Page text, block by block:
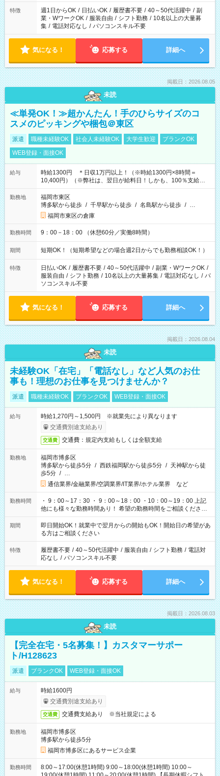
必要な場合も遠慮なくご相談ください。
特徴 週1日からOK / 日払いOK / 履歴書不要 / 40～50代活躍中 / 副
業・WワークOK / 服装自由 / シフト勤務 / 10名以上の大量募
集 / 電話対応なし / パソコンスキル不要
気になる！ 応募する 詳細へ
掲載日：2026.08.05
未読
≪単発OK！≫超かんたん！手のひらサイズのコ
スメのピッキングや梱包＠東区
派遣 職種未経験OK 社会人未経験OK 大学生歓迎
ブランクOK
WEB登録・面接OK
給与
時給1300円 ＊日収1万円以上！（※時給1300円×8時間＝
10,400円）（※弊社は、翌日が給料日！しかも、100％支給な
ので働いた分がすぐにもらえる！）
勤務地
福岡市東区
博多駅から徒歩 / 千早駅から徒歩 / 名島駅から徒歩 / …
福岡市東区の倉庫
勤務時間 9：00－18：00 （休憩60分／実働8時間）
期間 短期OK！（短期希望などの場合週2日からでも勤務相談OK！）
特徴 日払いOK / 履歴書不要 / 40～50代活躍中 / 副業・WワークOK /
服装自由 / シフト勤務 / 10名以上の大量募集 / 電話対応なし / パ
ソコンスキル不要
気になる！ 応募する 詳細へ
掲載日：2026.08.04
未読
未経験OK「在宅」「電話なし」など人気のお仕
事も！理想のお仕事を見つけませんか？
派遣 職種未経験OK ブランクOK WEB登録・面接OK
給与
時給1,270円～1,500円 ※就業先により異なります
交通費別途支給あり
交通費 交通費：規定内支給もしくは全額支給
勤務地
福岡市博多区
博多駅から徒歩5分 / 西鉄福岡駅から徒歩5分 / 天神駅から徒
歩5分 / …
通信業界/金融業界/空調業界/IT業界/ホテル業界 など
勤務時間
・ 9：00～17：30 ・ 9：00～18：00 ・10：00～19：00 上記
他にも様々な勤務時間あり！ 希望の勤務時間をご相談ください
★高収入！夜勤希望の方には 23：00 ～ 翌9：00 etc ※夜間帯
のお仕事は、深夜割増手当あり （22：00～翌5：00は時給
25％UP）
期間
即日開始OK！就業中で翌月からの開始もOK！開始日の希望があ
る方はご相談ください
特徴 履歴書不要 / 40～50代活躍中 / 服装自由 / シフト勤務 / 電話対
応なし / パソコンスキル不要
気になる！ 応募する 詳細へ
掲載日：2026.08.03
未読
【完全在宅・5名募集！】カスタマーサポー
ト/H128623
派遣 ブランクOK WEB登録・面接OK
給与
時給1600円
交通費別途支給あり
交通費 交通費支給あり ※当社規定による
勤務地
福岡市博多区
博多駅から徒歩5分
福岡市博多区にあるサービス企業
勤務時間
8:00～17:00(休憩1時間) 9:00～18:00(休憩1時間) 10:00～